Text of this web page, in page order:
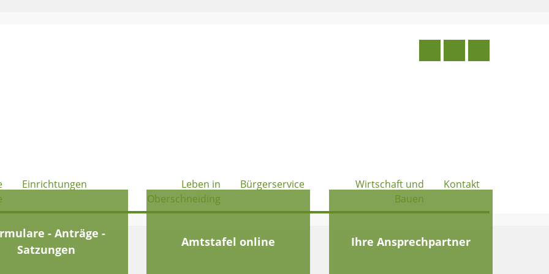
Einrichtungen
Leben in
Oberschneiding
Bürgerservice
Wirtschaft und
Bauen
Kontakt
- Anträge -
Satzungen
Amtstafel online Ihre Ansprechpartner